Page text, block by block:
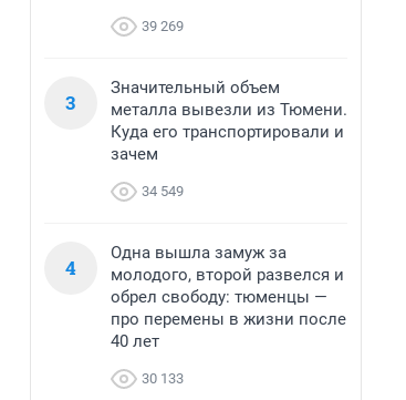
39 269
3
Значительный объем
металла вывезли из Тюмени.
Куда его транспортировали и
зачем
34 549
4
Одна вышла замуж за
молодого, второй развелся и
обрел свободу: тюменцы —
про перемены в жизни после
40 лет
30 133